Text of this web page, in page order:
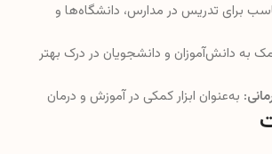
برای تدریس در مدارس، دانشگاه‌ها و
به دانش‌آموزان و دانشجویان در درک بهتر
به‌عنوان ابزار کمکی در آموزش و درمان